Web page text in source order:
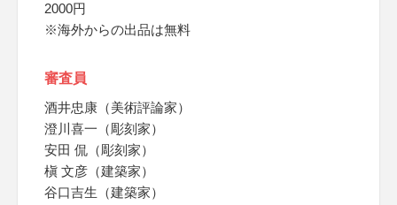
2000円
※海外からの出品は無料
審査員
酒井忠康（美術評論家）
澄川喜一（彫刻家）
安田 侃（彫刻家）
槇 文彦（建築家）
谷口吉生（建築家）